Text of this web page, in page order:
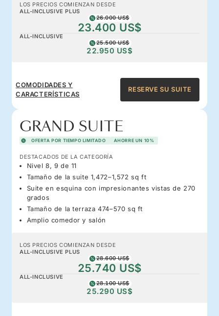
LOS PRECIOS COMIENZAN DESDE
ALL-INCLUSIVE PLUS
26.000 US$
23.400 US$
ALL-INCLUSIVE
25.500 US$
22.950 US$
COMODIDADES Y
CARACTERÍSTICAS
RESERVE SU SUITE
GRAND SUITE
OFERTA POR TIEMPO LIMITADO AHORRE UN 10%
DESTACADOS DE LA CATEGORÍA
Nivel 8, 9 de 11
Tamaño de la suite 1,472–1,572 sq ft
Suite en esquina con impresionantes vistas de 270
grados
Tamaño de la terraza 474–570 sq ft
Amplio comedor y salón
LOS PRECIOS COMIENZAN DESDE
ALL-INCLUSIVE PLUS
28.600 US$
25.740 US$
ALL-INCLUSIVE
28.100 US$
25.290 US$